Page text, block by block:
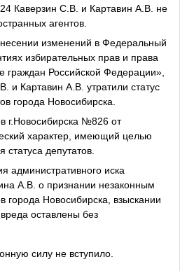
Каверзин С.В. и Картавин А.В. не
агентов.
изменений в Федеральный
избирательных прав и права
граждан Российской Федерации»,
и Картавин А.В. утратили статус
города Новосибирска.
г.Новосибирска №826 от
характер, имеющий целью
депутатов.
административного иска
А.В. о признании незаконным
города Новосибирска, взыскании
оставлены без
силу не вступило.